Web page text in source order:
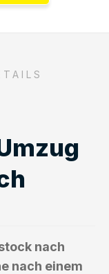
nach
nach einem